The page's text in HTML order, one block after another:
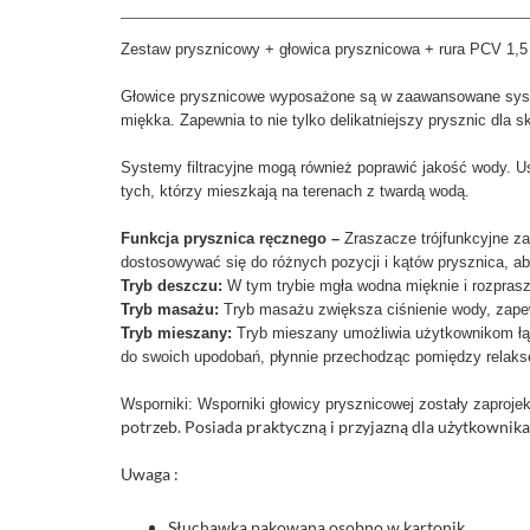
Zestaw prysznicowy + głowica prysznicowa + rura PCV
Głowice prysznicowe wyposażone są w zaawansowane
miękka. Zapewnia to nie tylko delikatniejszy prysznic dla
Systemy filtracyjne mogą również poprawić jakość wody.
tych, którzy mieszkają na terenach z twardą wodą.
Funkcja prysznica ręcznego – Zraszacze trójfunkcyjne
dostosowywać się do różnych pozycji i kątów prysznica,
Tryb deszczu: W tym trybie mgła wodna mięknie i
Tryb masażu: Tryb masażu zwiększa ciśnienie wody,
Tryb mieszany: Tryb mieszany umożliwia użytkownikom
do swoich upodobań, płynnie przechodząc pomiędzy
Wsporniki: Wsporniki głowicy prysznicowej zostały
potrzeb. Posiada praktyczną i przyjazną dla
Uwaga :